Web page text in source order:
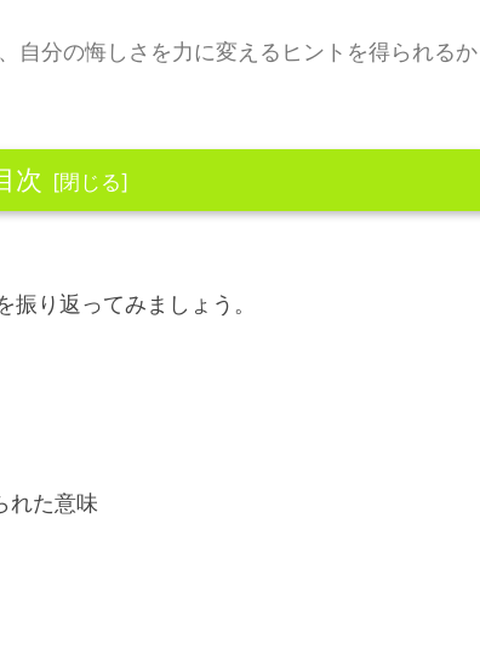
自分の悔しさを力に変えるヒントを得られるか
次
振り返ってみましょう。
れた意味